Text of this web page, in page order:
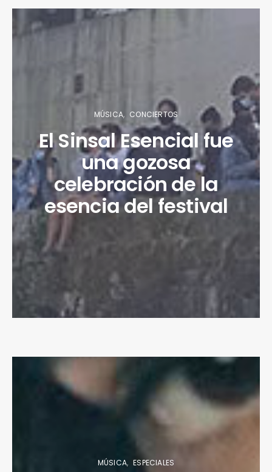
MÚSICA CONCIERTOS
El Sinsal Esencial fue
una gozosa
celebración de la
esencia del festival
MÚSICA ESPECIALES